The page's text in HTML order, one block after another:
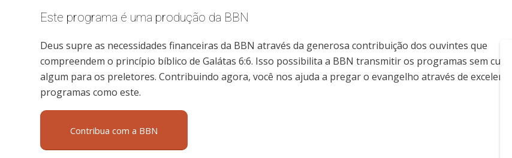
Este programa é uma produção da BBN
Deus supre as necessidades financeiras da BBN através da generosa contribuição dos ouvintes que
compreendem o princípio bíblico de Galátas 6:6. Isso possibilita a BBN transmitir os programas sem custo
algum para os preletores. Contribuindo agora, você nos ajuda a pregar o evangelho através de excelentes
programas como este.
Contribua com a BBN